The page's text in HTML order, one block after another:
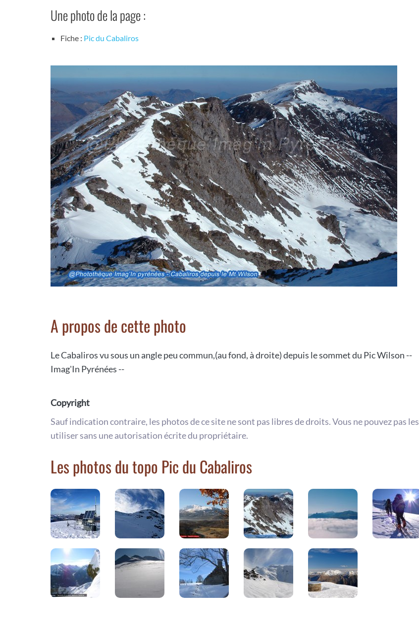
Une photo de la page :
Fiche : Pic du Cabaliros
A propos de cette photo
Le Cabaliros vu sous un angle peu commun,(au fond, à droite) depuis le sommet du Pic Wilson --
Imag'In Pyrénées --
Copyright
Sauf indication contraire, les photos de ce site ne sont pas libres de droits. Vous ne pouvez pas les
utiliser sans une autorisation écrite du propriétaire.
Les photos du topo Pic du Cabaliros